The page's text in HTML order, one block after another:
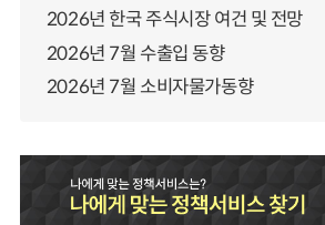
2026년 한국 주식시장 여건 및 전망
2026년 7월 수출입 동향
2026년 7월 소비자물가동향